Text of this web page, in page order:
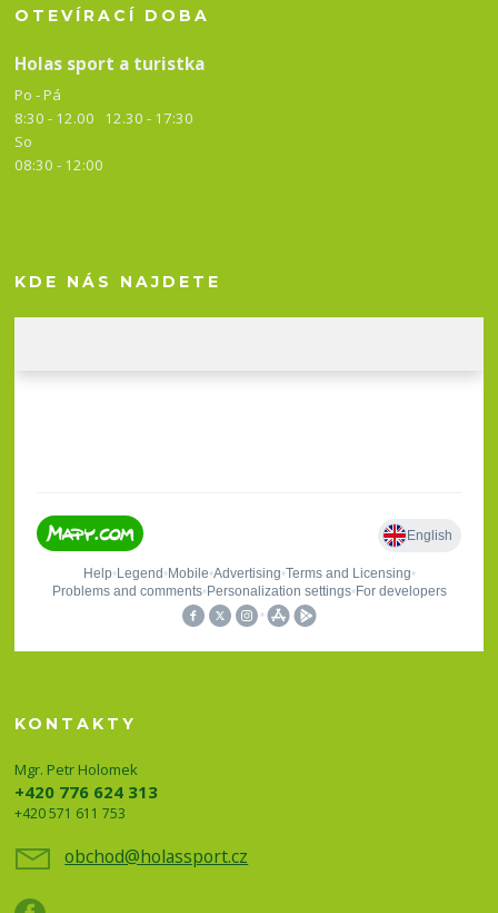
OTEVÍRACÍ DOBA
Holas sport a turistka
Po - Pá
8:30 - 12.00 12.30 - 17:30
So
08:30 - 12:00
KDE NÁS NAJDETE
KONTAKTY
Mgr. Petr Holomek
+420 776 624 313
+420 571 611 753
obchod@holassport.cz